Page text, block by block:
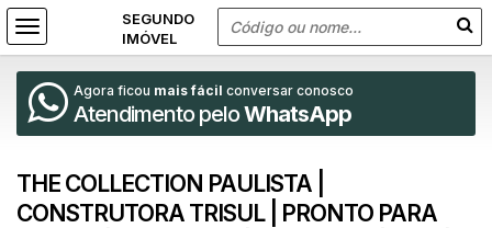
Agora ficou mais fácil conversar conosco
Atendimento peloWhatsApp
THE COLLECTION PAULISTA |
CONSTRUTORA TRISUL | PRONTO PARA